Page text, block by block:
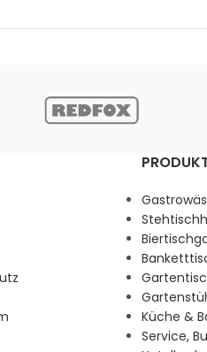
Küche &
Service,